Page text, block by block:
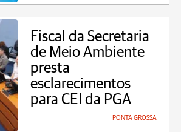
Fiscal da Secretaria
de Meio Ambiente
presta
esclarecimentos
para CEI da PGA
PONTA GROSSA